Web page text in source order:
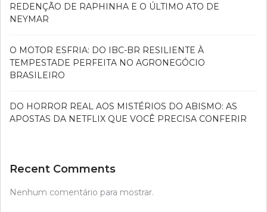
REDENÇÃO DE RAPHINHA E O ÚLTIMO ATO DE
NEYMAR
O MOTOR ESFRIA: DO IBC-BR RESILIENTE À
TEMPESTADE PERFEITA NO AGRONEGÓCIO
BRASILEIRO
DO HORROR REAL AOS MISTÉRIOS DO ABISMO: AS
APOSTAS DA NETFLIX QUE VOCÊ PRECISA CONFERIR
Recent Comments
Nenhum comentário para mostrar.